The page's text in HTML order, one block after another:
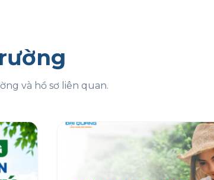
và hồ sơ liên quan.